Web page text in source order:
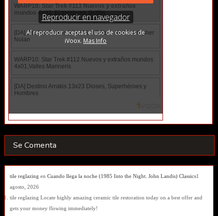
Se Comenta
tile reglazing en Cuando llega la noche (1985 Into the Night. John Landis) Classics1
agosto, 2026
tile reglazing Locate highly amazing ceramic tile restoration today on a best offer and
gets your money flowing immediately!